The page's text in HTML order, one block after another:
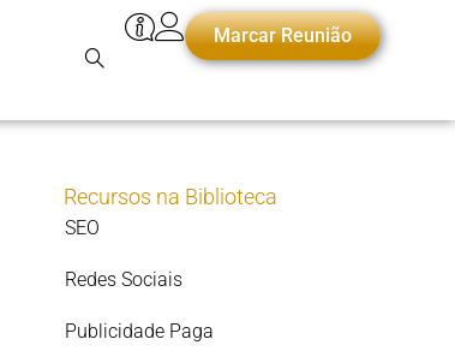
Marcar Reunião
Recursos na Biblioteca
SEO
Redes Sociais
Publicidade Paga